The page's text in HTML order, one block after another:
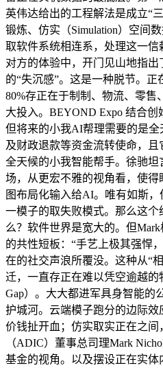
英伟达给出的工程解法是成立“
锻炼、仿实（Simulation）空间
取软件系统相连系，处理这一
对方的体验中，开门见山地指
的“失沉感”。这是一种脱节。正
80%存正在于制制、物流、零售
大投入。BEYOND Expo 结合创
但将来的小我AI帮理需要的是
及财政退款等资金流转使命，
全天候的小我智能帮手。徐驰
场，从更宏不雅的视角看，使
图布局化输入给AI。唯有如斯
一模子的取失败模式。那么这个
么？软件世界是宽大的。但
的共性短板：“手艺上极其强悍
在的社交声浪所覆没。这种从“
迁，一直存正在难以凭空逾越的
Gap）。大大都进军具身智能的
护城河。云端模子跑分的边际
价钱扯开血；仿实取实正在之
（ADIC）董事总司理Mark
基金的视角。以及摆设正在实